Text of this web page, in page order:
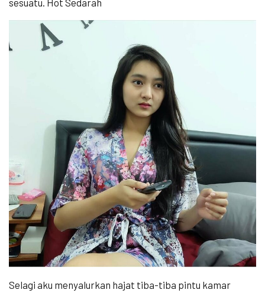
Selagi aku menyalurkan hajat tiba-tiba pintu kamar